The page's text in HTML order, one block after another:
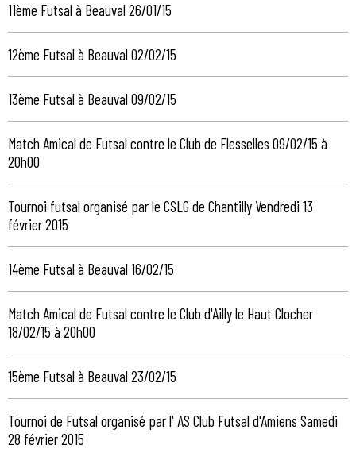
11ème Futsal à Beauval 26/01/15
12ème Futsal à Beauval 02/02/15
13ème Futsal à Beauval 09/02/15
Match Amical de Futsal contre le Club de Flesselles 09/02/15 à
20h00
Tournoi futsal organisé par le CSLG de Chantilly Vendredi 13
février 2015
14ème Futsal à Beauval 16/02/15
Match Amical de Futsal contre le Club d'Ailly le Haut Clocher
18/02/15 à 20h00
15ème Futsal à Beauval 23/02/15
Tournoi de Futsal organisé par l' AS Club Futsal d'Amiens Samedi
28 février 2015